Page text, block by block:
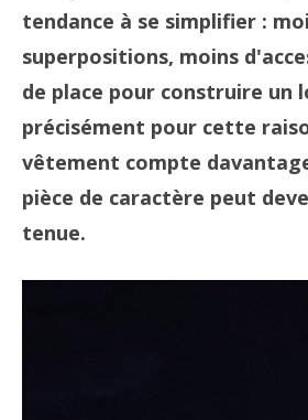
tendance à se simplifier :
superpositions, moins
de place pour construire un
précisément pour cette
vêtement compte
pièce de caractère peut
tenue.